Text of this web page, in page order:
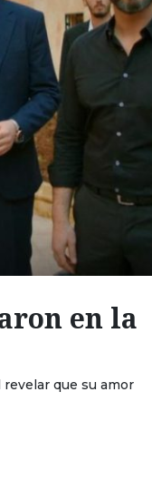
en la
que su amor